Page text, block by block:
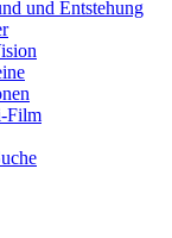
und Entstehung
Film